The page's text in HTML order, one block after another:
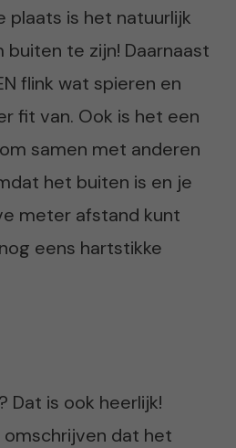
plaats is het natuurlijk
te zijn! Daarnaast
flink wat spieren en
fit van. Ook is het een
samen met anderen
het buiten is en je
meter afstand kunt
eens hartstikke
Dat is ook heerlijk!
omschrijven dat het